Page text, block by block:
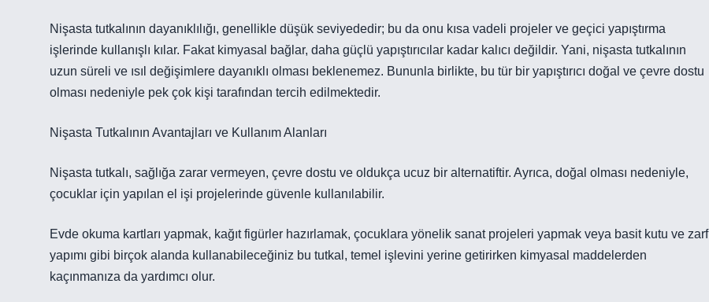
Nişasta tutkalının dayanıklılığı, genellikle düşük seviyededir; bu da onu kısa vadeli projeler ve geçici yapıştırma
işlerinde kullanışlı kılar. Fakat kimyasal bağlar, daha güçlü yapıştırıcılar kadar kalıcı değildir. Yani, nişasta tutkalının
uzun süreli ve ısıl değişimlere dayanıklı olması beklenemez. Bununla birlikte, bu tür bir yapıştırıcı doğal ve çevre dostu
olması nedeniyle pek çok kişi tarafından tercih edilmektedir.
Nişasta Tutkalının Avantajları ve Kullanım Alanları
Nişasta tutkalı, sağlığa zarar vermeyen, çevre dostu ve oldukça ucuz bir alternatiftir. Ayrıca, doğal olması nedeniyle,
çocuklar için yapılan el işi projelerinde güvenle kullanılabilir.
Evde okuma kartları yapmak, kağıt figürler hazırlamak, çocuklara yönelik sanat projeleri yapmak veya basit kutu ve zarf
yapımı gibi birçok alanda kullanabileceğiniz bu tutkal, temel işlevini yerine getirirken kimyasal maddelerden
kaçınmanıza da yardımcı olur.